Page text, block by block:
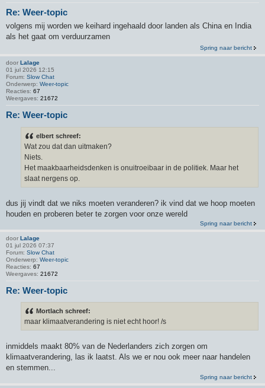
Re: Weer-topic
volgens mij worden we keihard ingehaald door landen als China en India
als het gaat om verduurzamen
Spring naar bericht
door Lalage
01 jul 2026 12:15
Forum: Slow Chat
Onderwerp: Weer-topic
Reacties: 67
Weergaves: 21672
Re: Weer-topic
elbert schreef:
Wat zou dat dan uitmaken?
Niets.
Het maakbaarheidsdenken is onuitroeibaar in de politiek. Maar het
slaat nergens op.
dus jij vindt dat we niks moeten veranderen? ik vind dat we hoop moeten
houden en proberen beter te zorgen voor onze wereld
Spring naar bericht
door Lalage
01 jul 2026 07:37
Forum: Slow Chat
Onderwerp: Weer-topic
Reacties: 67
Weergaves: 21672
Re: Weer-topic
Mortlach schreef:
maar klimaatverandering is niet echt hoor! /s
inmiddels maakt 80% van de Nederlanders zich zorgen om
klimaatverandering, las ik laatst. Als we er nou ook meer naar handelen
en stemmen...
Spring naar bericht